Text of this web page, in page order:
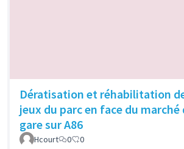
Dératisation et réhabilitation
jeux du parc en face du marché
gare sur A86
Hcourt 0 0